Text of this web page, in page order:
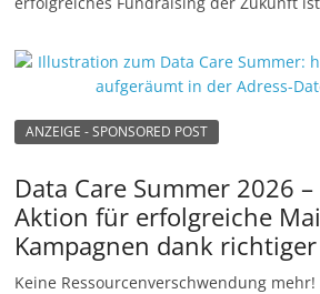
ANZEIGE - SPONSORED POST
Data Care Summer 2026
Aktion für erfolgreiche
Kampagnen dank
Keine Ressourcenverschwendung